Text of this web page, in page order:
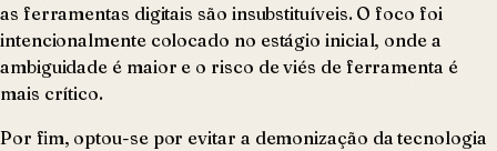
as ferramentas digitais são insubstituíveis. O foco foi
intencionalmente colocado no estágio inicial, onde a
ambiguidade é maior e o risco de viés de ferramenta é
mais crítico.
Por fim, optou-se por evitar a demonização da tecnologia